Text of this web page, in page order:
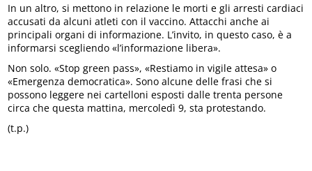
In un altro, si mettono in relazione le morti e gli arresti cardiaci
accusati da alcuni atleti con il vaccino. Attacchi anche ai
principali organi di informazione. L’invito, in questo caso, è a
informarsi scegliendo «l’informazione libera».
Non solo. «Stop green pass», «Restiamo in vigile attesa» o
«Emergenza democratica». Sono alcune delle frasi che si
possono leggere nei cartelloni esposti dalle trenta persone
circa che questa mattina, mercoledì 9, sta protestando.
(t.p.)